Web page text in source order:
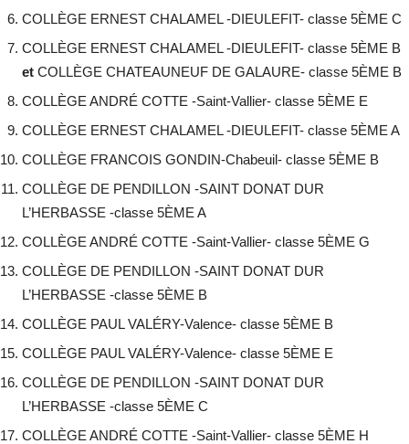
COLLÈGE ERNEST CHALAMEL -DIEULEFIT- classe 5ÈME C
COLLÈGE ERNEST CHALAMEL -DIEULEFIT- classe 5ÈME B
et COLLÈGE CHATEAUNEUF DE GALAURE- classe 5ÈME B
COLLÈGE ANDRÉ COTTE -Saint-Vallier- classe 5ÈME E
COLLÈGE ERNEST CHALAMEL -DIEULEFIT- classe 5ÈME A
COLLÈGE FRANCOIS GONDIN-Chabeuil- classe 5ÈME B
COLLÈGE DE PENDILLON -SAINT DONAT DUR
L’HERBASSE -classe 5ÈME A
COLLÈGE ANDRÉ COTTE -Saint-Vallier- classe 5ÈME G
COLLÈGE DE PENDILLON -SAINT DONAT DUR
L’HERBASSE -classe 5ÈME B
COLLÈGE PAUL VALÉRY-Valence- classe 5ÈME B
COLLÈGE PAUL VALÉRY-Valence- classe 5ÈME E
COLLÈGE DE PENDILLON -SAINT DONAT DUR
L’HERBASSE -classe 5ÈME C
COLLÈGE ANDRÉ COTTE -Saint-Vallier- classe 5ÈME H